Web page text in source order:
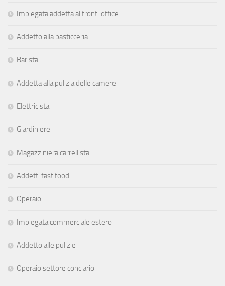
Impiegata addetta al front-office
Addetto alla pasticceria
Barista
Addetta alla pulizia delle camere
Elettricista
Giardiniere
Magazziniera carrellista
Addetti fast food
Operaio
Impiegata commerciale estero
Addetto alle pulizie
Operaio settore conciario